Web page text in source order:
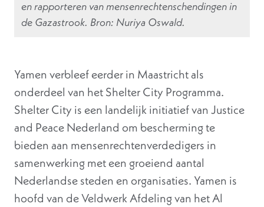
en rapporteren van mensenrechtenschendingen in
de Gazastrook. Bron: Nuriya Oswald.
Yamen verbleef eerder in Maastricht als
onderdeel van het Shelter City Programma.
Shelter City is een landelijk initiatief van Justice
and Peace Nederland om bescherming te
bieden aan mensenrechtenverdedigers in
samenwerking met een groeiend aantal
Nederlandse steden en organisaties. Yamen is
hoofd van de Veldwerk Afdeling van het Al